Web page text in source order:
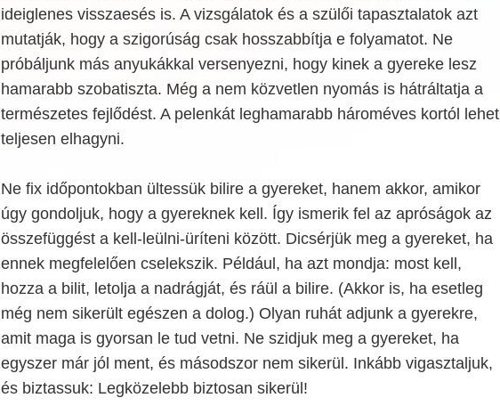
ideiglenes visszaesés is. A vizsgálatok és a szülői tapasztalatok azt
mutatják, hogy a szigorúság csak hosszabbítja e folyamatot. Ne
próbáljunk más anyukákkal versenyezni, hogy kinek a gyereke lesz
hamarabb szobatiszta. Még a nem közvetlen nyomás is hátráltatja a
természetes fejlődést. A pelenkát leghamarabb hároméves kortól lehet
teljesen elhagyni.
Ne fix időpontokban ültessük bilire a gyereket, hanem akkor, amikor
úgy gondoljuk, hogy a gyereknek kell. Így ismerik fel az apróságok az
összefüggést a kell-leülni-üríteni között. Dicsérjük meg a gyereket, ha
ennek megfelelően cselekszik. Például, ha azt mondja: most kell,
hozza a bilit, letolja a nadrágját, és ráül a bilire. (Akkor is, ha esetleg
még nem sikerült egészen a dolog.) Olyan ruhát adjunk a gyerekre,
amit maga is gyorsan le tud vetni. Ne szidjuk meg a gyereket, ha
egyszer már jól ment, és másodszor nem sikerül. Inkább vigasztaljuk,
és biztassuk: Legközelebb biztosan sikerül!